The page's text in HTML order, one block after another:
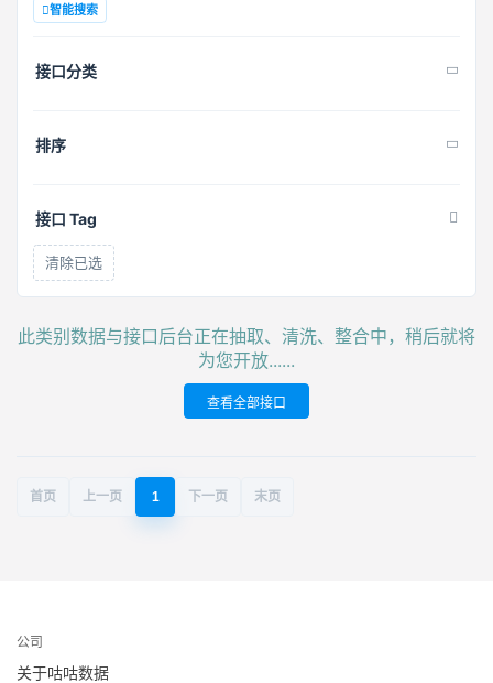
智能搜索
接口分类
排序
接口 Tag
清除已选
此类别数据与接口后台正在抽取、清洗、整合中，稍后就将
为您开放......
查看全部接口
首页 上一页 1 下一页 末页
公司
关于咕咕数据